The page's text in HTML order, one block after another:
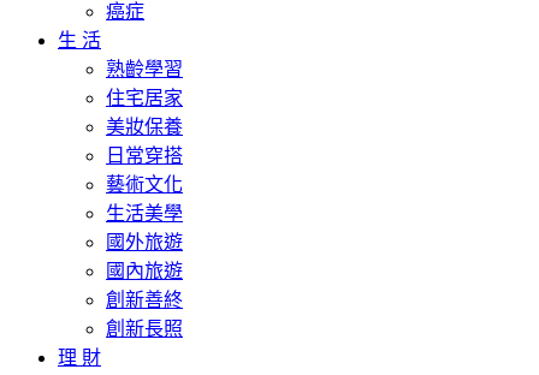
癌症
生 活
熟齡學習
住宅居家
美妝保養
日常穿搭
藝術文化
生活美學
國外旅遊
國內旅遊
創新善終
創新長照
理 財